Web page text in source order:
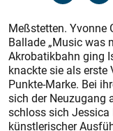
Meßstetten. Yvonne
Ballade „Music was
Akrobatikbahn ging
knackte sie als erste
Punkte-Marke. Bei
sich der Neuzugang
schloss sich Jessica
künstlerischer